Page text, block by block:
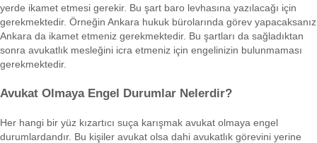
yerde ikamet etmesi gerekir. Bu şart baro levhasına yazılacağı için
gerekmektedir. Örneğin Ankara hukuk bürolarında görev yapacaksanız
Ankara da ikamet etmeniz gerekmektedir. Bu şartları da sağladıktan
sonra avukatlık mesleğini icra etmeniz için engelinizin bulunmaması
gerekmektedir.
Avukat Olmaya Engel Durumlar Nelerdir?
Her hangi bir yüz kızartıcı suça karışmak avukat olmaya engel
durumlardandır. Bu kişiler avukat olsa dahi avukatlık görevini yerine